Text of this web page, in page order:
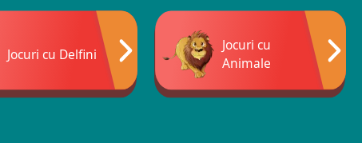
Jocuri cu Delfini
Jocuri cu
Animale